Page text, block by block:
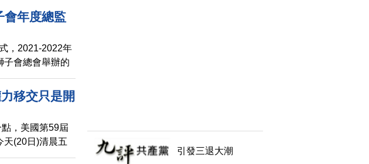
會年度總監
，2021-2022年
子會總會舉辦的
各分會授証及新
移交只是開
，美國第59屆
天(20日)清晨五
在經濟、外交領
引發三退大潮